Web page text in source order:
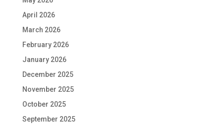
April 2026
March 2026
February 2026
January 2026
December 2025
November 2025
October 2025
September 2025